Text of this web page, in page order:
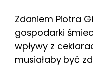
Zdaniem Piotra
gospodarki
wpływy z
musiałaby być